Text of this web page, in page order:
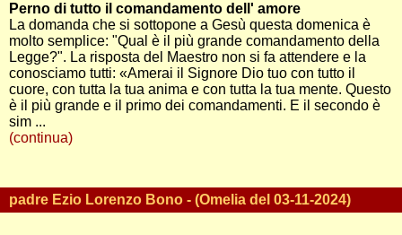
Perno di tutto il comandamento dell' amore
La domanda che si sottopone a Gesù questa domenica è
molto semplice: "Qual è il più grande comandamento della
Legge?". La risposta del Maestro non si fa attendere e la
conosciamo tutti: «Amerai il Signore Dio tuo con tutto il
cuore, con tutta la tua anima e con tutta la tua mente. Questo
è il più grande e il primo dei comandamenti. E il secondo è
sim ...
(continua)
padre Ezio Lorenzo Bono - (Omelia del 03-11-2024)